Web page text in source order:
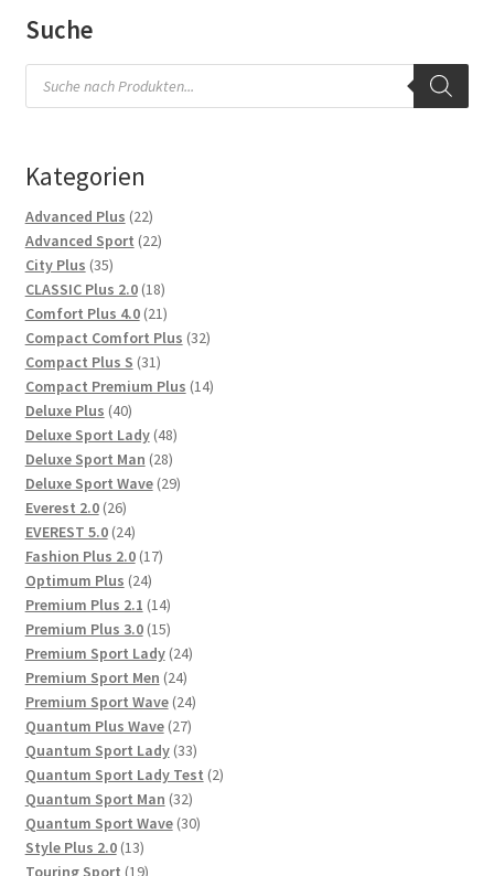
Suche
Products
search
Kategorien
Advanced Plus 2222
Produkte
Advanced Sport 2222
City Plus 3535
Produkte
CLASSIC Plus 2.0 1818
Produkte
Comfort Plus 4.0 2121
Produkte
Compact Comfort Plus 3232
Compact Plus S 3131
Produkte
Compact Premium Plus 1414
Deluxe Plus 4040
Produkte
Deluxe Sport Lady 4848
Produkte
Deluxe Sport Man 2828
Produkte
Deluxe Sport Wave 2929
Everest 2.0 2626
Produkte
EVEREST 5.0 2424
Produkte
Fashion Plus 2.0 1717
Optimum Plus 2424
Produkte
Premium Plus 2.1 1414
Produkte
Premium Plus 3.0 1515
Produkte
Premium Sport Lady 2424
Premium Sport Men 2424
Produkte
Premium Sport Wave 2424
Produkte
Quantum Plus Wave 2727
Produkte
Quantum Sport Lady 3333
Produkte
Quantum Sport Lady Test 22
Quantum Sport Man 3232
Produkte
Quantum Sport Wave 3030
Style Plus 2.0 1313
Produkte
Touring Sport 1919